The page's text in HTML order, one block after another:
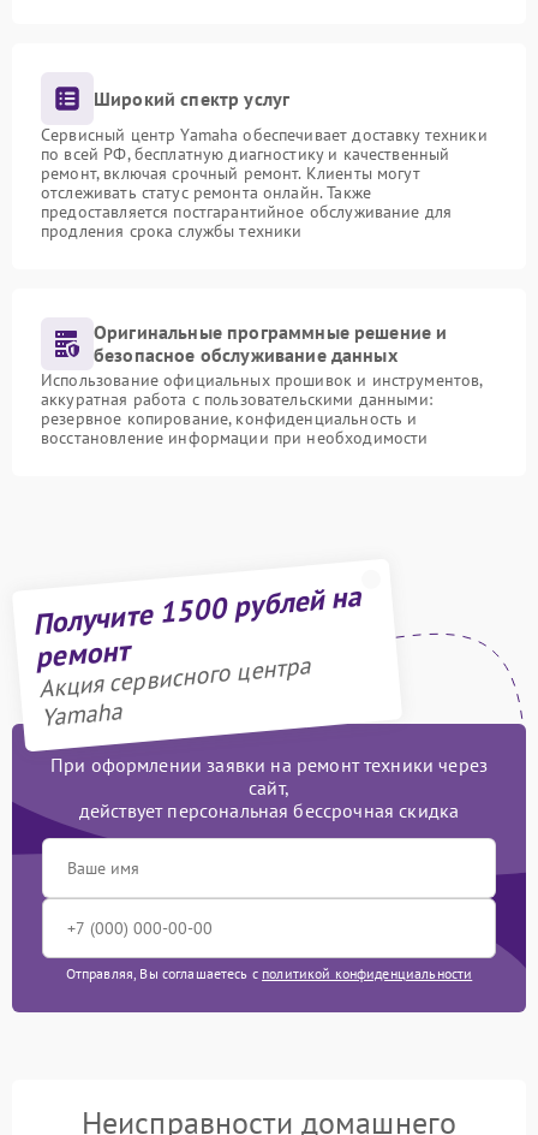
Широкий спектр услуг
Сервисный центр Yamaha обеспечивает доставку техники
по всей РФ, бесплатную диагностику и качественный
ремонт, включая срочный ремонт. Клиенты могут
отслеживать статус ремонта онлайн. Также
предоставляется постгарантийное обслуживание для
продления срока службы техники
Оригинальные программные решение и
безопасное обслуживание данных
Использование официальных прошивок и инструментов,
аккуратная работа с пользовательскими данными:
резервное копирование, конфиденциальность и
восстановление информации при необходимости
Получите 1500 рублей на
ремонт
Акция сервисного центра
Yamaha
При оформлении заявки на ремонт техники через
сайт,
действует персональная бессрочная скидка
Отправляя, Вы соглашаетесь с политикой конфиденциальности
Неисправности домашнего